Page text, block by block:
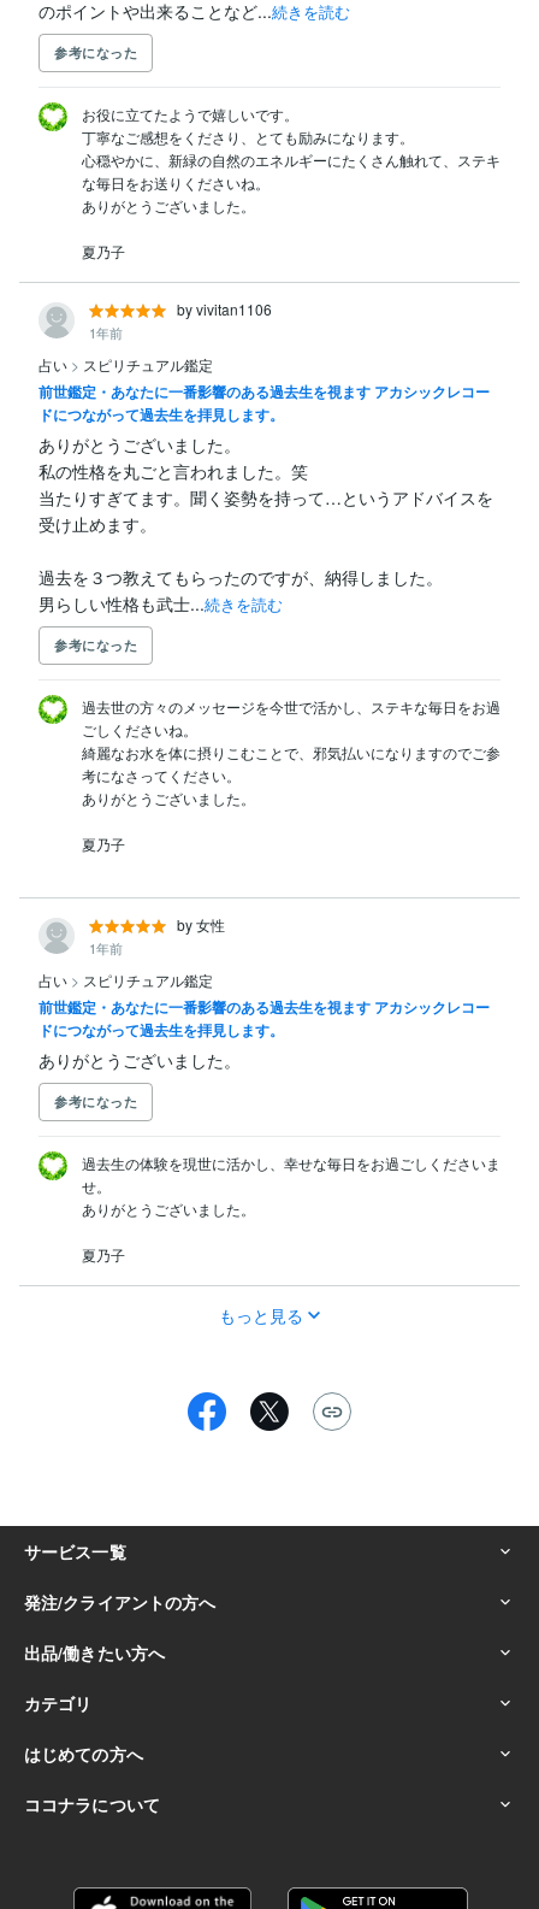
のポイントや出来ることなど...続きを読む
参考になった
お役に立てたようで嬉しいです。
丁寧なご感想をくださり、とても励みになります。
心穏やかに、新緑の自然のエネルギーにたくさん触れて、ステキ
な毎日をお送りくださいね。
ありがとうございました。
夏乃子
by vivitan1106
1年前
占い > スピリチュアル鑑定
前世鑑定・あなたに一番影響のある過去生を視ます アカシックレコー
ドにつながって過去生を拝見します。
ありがとうございました。
私の性格を丸ごと言われました。笑
当たりすぎてます。聞く姿勢を持って…というアドバイスを
受け止めます。
過去を３つ教えてもらったのですが、納得しました。
男らしい性格も武士...続きを読む
参考になった
過去世の方々のメッセージを今世で活かし、ステキな毎日をお過
ごしくださいね。
綺麗なお水を体に摂りこむことで、邪気払いになりますのでご参
考になさってください。
ありがとうございました。
by 女性
1年前
占い > スピリチュアル鑑定
前世鑑定・あなたに一番影響のある過去生を視ます アカシックレコー
ドにつながって過去生を拝見します。
ありがとうございました。
参考になった
過去生の体験を現世に活かし、幸せな毎日をお過ごしくださいま
せ。
ありがとうございました。
夏乃子
もっと見る